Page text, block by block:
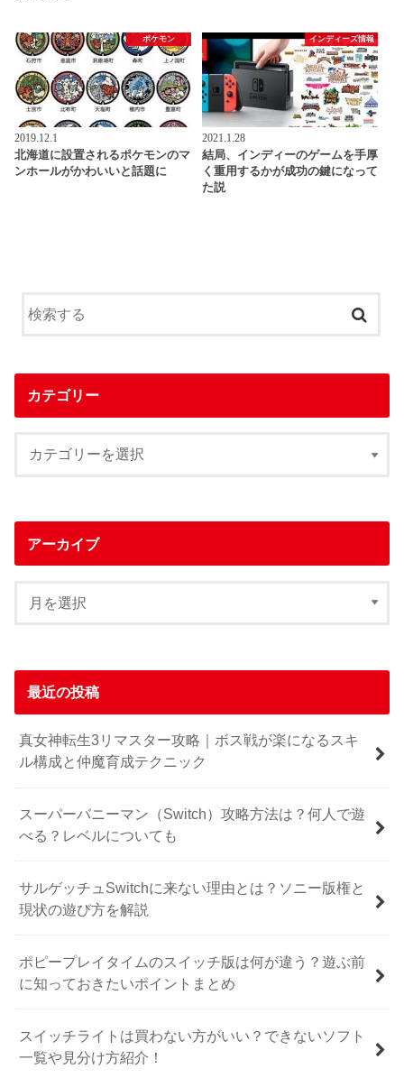
ポケモン
2019.12.1
北海道に設置されるポケモンのマ
ンホールがかわいいと話題に
インディーズ情報
2021.1.28
結局、インディーのゲームを手厚
く重用するかが成功の鍵になって
た説
カテゴリー
アーカイブ
最近の投稿
真女神転生3リマスター攻略｜ボス戦が楽になるスキ
ル構成と仲魔育成テクニック
スーパーバニーマン（Switch）攻略方法は？何人で遊
べる？レベルについても
サルゲッチュSwitchに来ない理由とは？ソニー版権と
現状の遊び方を解説
ポピープレイタイムのスイッチ版は何が違う？遊ぶ前
に知っておきたいポイントまとめ
スイッチライトは買わない方がいい？できないソフト
一覧や見分け方紹介！